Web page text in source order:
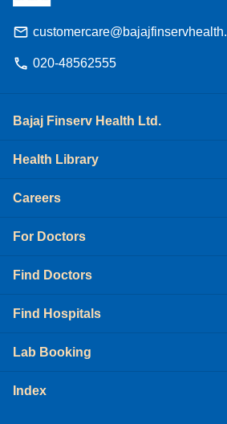
020-48562555
Bajaj Finserv Health Ltd.
Health Library
Careers
For Doctors
Find Doctors
Find Hospitals
Lab Booking
Index